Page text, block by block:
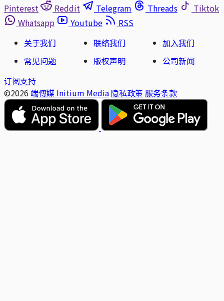
Pinterest
Reddit Telegram Threads
Tiktok
Whatsapp
Youtube
RSS
关于我们
联络我们
加入我们
常见问题
版权声明
公司新闻
订阅支持
©2026 端傳媒 Initium Media 隐私政策 服务条款